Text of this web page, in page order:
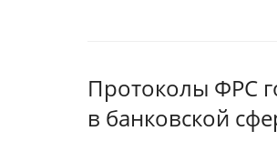
Протоколы ФРС
в банковской